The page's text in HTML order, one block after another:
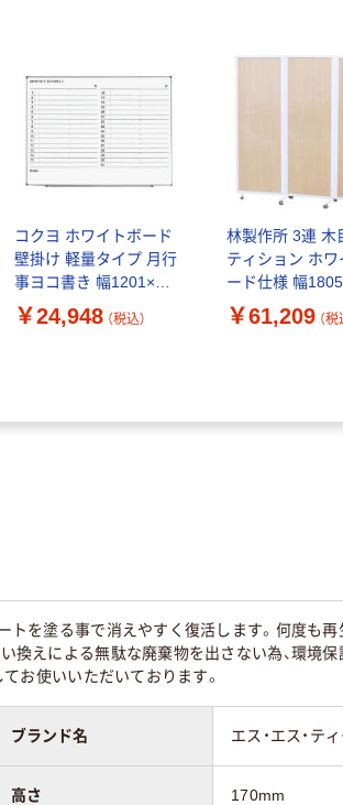
コクヨ ホワイトボード
壁掛け 軽量タイプ 月行
事ヨコ書き 幅1201×高
さ906mm FB-SL34MW
1枚
￥24,948 （税込）
林製作所 3連 木
ティション ホワ
ード仕様 幅
400×高さ
ュラル 木目
￥61,209 （税
トを塗る事で消えやすく復活します。何度も
えによる無駄な廃棄物を出さない為、環境保
てお使いいただいております。
ブランド名 エス・エス・テ
高さ 170mm